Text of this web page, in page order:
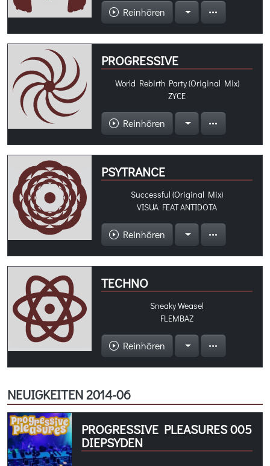
Reinhören
PROGRESSIVE
World Rebirth Party (Original Mix)
ZYCE
Reinhören
PSYTRANCE
Successful (Original Mix)
VISUA FEAT ANTIDOTA
Reinhören
TECHNO
Sneaky Weasel
FLEMBAZ
Reinhören
NEUIGKEITEN 2014-06
PROGRESSIVE PLEASURES 005
DIEPSYDEN